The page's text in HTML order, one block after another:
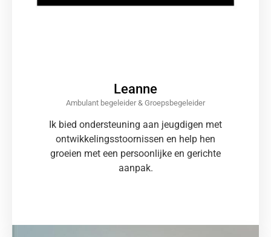
Leanne
Ambulant begeleider & Groepsbegeleider
Ik bied ondersteuning aan jeugdigen met
ontwikkelingsstoornissen en help hen
groeien met een persoonlijke en gerichte
aanpak.